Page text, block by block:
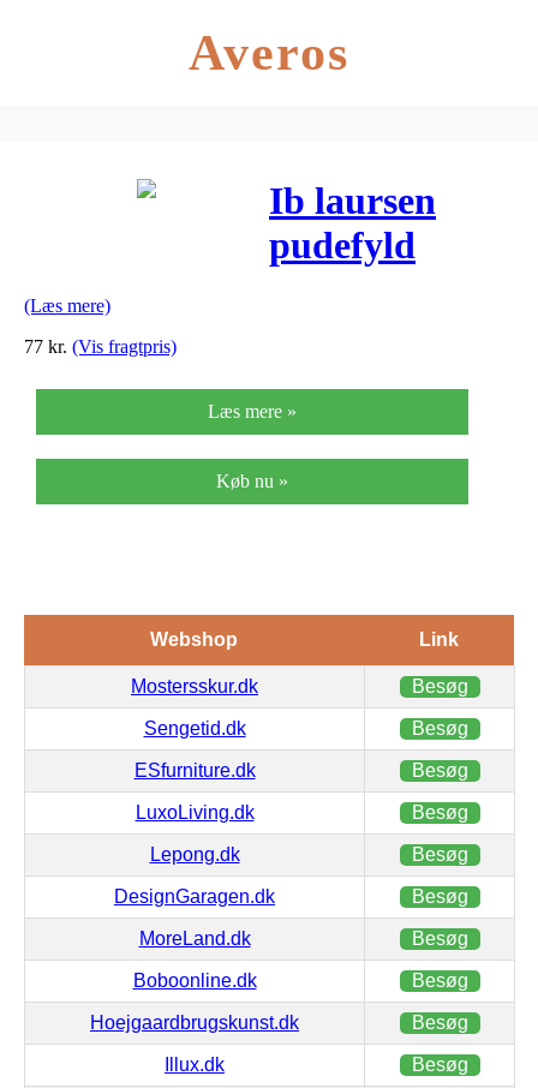
Averos
Ib laursen
pudefyld
(Læs mere)
77 kr. (Vis fragtpris)
Læs mere »
Køb nu »
Webshop Link
Mostersskur.dk Besøg
Sengetid.dk Besøg
ESfurniture.dk Besøg
LuxoLiving.dk Besøg
Lepong.dk Besøg
DesignGaragen.dk Besøg
MoreLand.dk Besøg
Boboonline.dk Besøg
Hoejgaardbrugskunst.dk Besøg
Illux.dk Besøg